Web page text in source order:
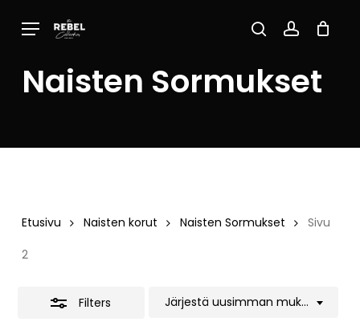
content
Menu Cart Close
Naisten Sormukset
Etusivu Naisten korut Naisten Sormukset
Sivu
2
Filters Järjestä uusimman mukaan
Close